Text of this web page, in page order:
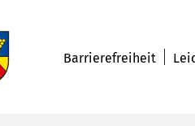
Barrierefreiheit